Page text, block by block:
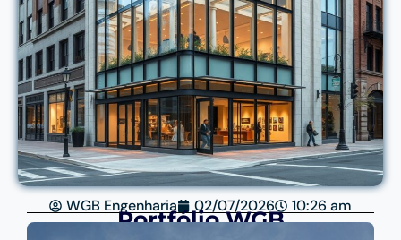
WGB Engenharia 02/07/2026 10:26 am
Portfólio WGB